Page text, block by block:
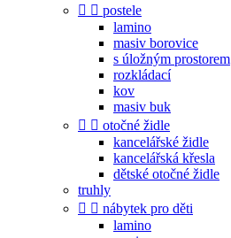
  postele
lamino
masiv borovice
s úložným prostorem
rozkládací
kov
masiv buk
  otočné židle
kancelářské židle
kancelářská křesla
dětské otočné židle
truhly
  nábytek pro děti
lamino